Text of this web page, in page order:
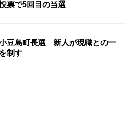
票で5回目の当選
豆島町長選 新人が現職との一
制す